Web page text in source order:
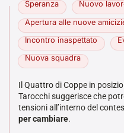
Speranza Nuovo
Apertura alle nuove
Incontro inaspettato
Nuova squadra
Il Quattro di Coppe in
Tarocchi suggerisce che
tensioni all’interno del
per cambiare.